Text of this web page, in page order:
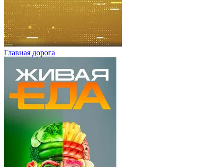
Главная дорога